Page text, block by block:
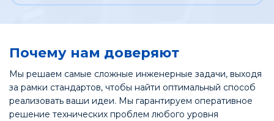
Почему нам доверяют
Мы решаем самые сложные инженерные задачи, выходя
за рамки стандартов, чтобы найти оптимальный способ
реализовать ваши идеи. Мы гарантируем оперативное
решение технических проблем любого уровня